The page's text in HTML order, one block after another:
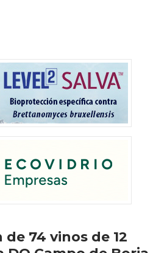
de 74 vinos de 12